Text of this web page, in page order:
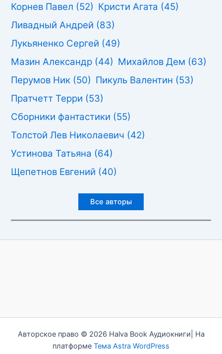
Корнев Павел (52) Кристи Агата (45)
Ливадный Андрей (83)
Лукьяненко Сергей (49)
Мазин Александр (44) Михайлов Дем (63)
Перумов Ник (50) Пикуль Валентин (53)
Пратчетт Терри (53)
Сборники фантастики (55)
Толстой Лев Николаевич (42)
Устинова Татьяна (64)
Щепетнов Евгений (40)
Все авторы
Авторское право © 2026 Halva Book Аудиокниги| На
платформе Тема Astra WordPress